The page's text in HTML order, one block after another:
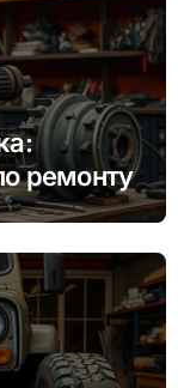
ремонту